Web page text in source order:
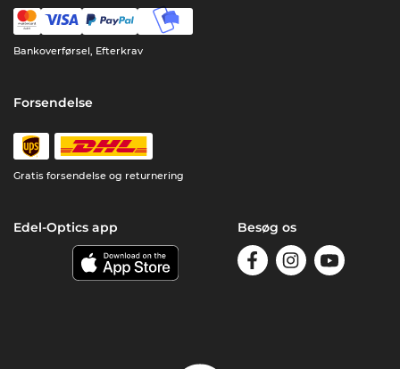
Bankoverførsel, Efterkrav
Forsendelse
Gratis forsendelse og returnering
Edel-Optics app Besøg os